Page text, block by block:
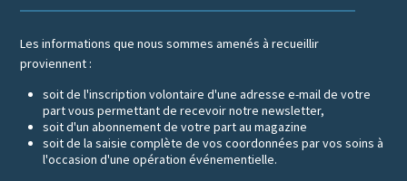
Les informations que nous sommes amenés à recueillir
proviennent :
soit de l'inscription volontaire d'une adresse e-mail de votre
part vous permettant de recevoir notre newsletter,
soit d'un abonnement de votre part au magazine
soit de la saisie complète de vos coordonnées par vos soins à
l'occasion d'une opération événementielle.